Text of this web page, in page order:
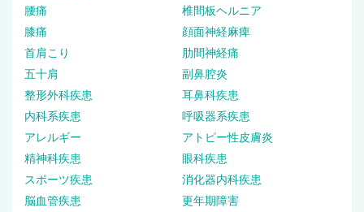
腰痛
椎間板ヘルニア
膝痛
顔面神経麻痺
首肩こり
肋間神経痛
五十肩
副鼻腔炎
整形外科疾患
耳鼻科疾患
内科系疾患
呼吸器系疾患
アレルギー
アトピー性皮膚炎
精神科疾患
眼科疾患
スポーツ疾患
消化器内科疾患
脳血管疾患
更年期障害